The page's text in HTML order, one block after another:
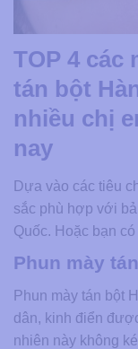
TOP 4 các
tán bột
nhiều chị
nay
Dựa vào các tiêu
sắc phù hợp với
Quốc. Hoặc bạn
Phun mày
Phun mày tán bột
dân, kinh điển
nhiên này không